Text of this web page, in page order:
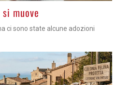
muove
ci sono state alcune adozioni